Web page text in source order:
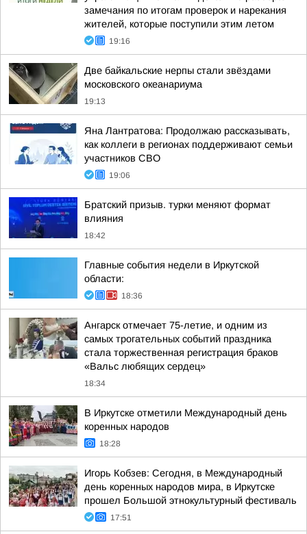
замечания по итогам проверок и нарекания
жителей, которые поступили этим летом
19:16
Две байкальские нерпы стали звёздами
московского океанариума
19:13
Яна Лантратова: Продолжаю рассказывать,
как коллеги в регионах поддерживают семьи
участников СВО
19:06
Братский призыв. турки меняют формат
влияния
18:42
Главные события недели в Иркутской
области:
18:36
Ангарск отмечает 75-летие, и одним из
самых трогательных событий праздника
стала торжественная регистрация браков
«Вальс любящих сердец»
18:34
В Иркутске отметили Международный день
коренных народов
18:28
Игорь Кобзев: Сегодня, в Международный
день коренных народов мира, в Иркутске
прошел Большой этнокультурный фестиваль
17:51